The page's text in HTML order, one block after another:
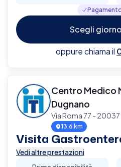
Scegli
oppure chiama il
Centro Medico
Dugnano
Via Roma 77 -
13.6 km
Visita
Vedi altre prestazioni